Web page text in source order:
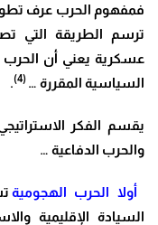
فمفهوم الحرب عرف
ترسم الطريقة التي
عسكرية يعني أن الحرب
السياسية المقررة … (4)
.
يقسم الفكر
والحرب الدفاعية …
أولا الحرب الهجومية
السيادة الإقليمية